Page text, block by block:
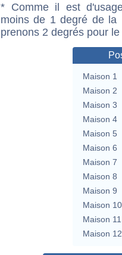
* Comme il est
moins de 1 degré de la
prenons 2 degrés pour
Maison 1
Maison 2
Maison 3
Maison 4
Maison 5
Maison 6
Maison 7
Maison 8
Maison 9
Maison 10
Maison 11
Maison 12